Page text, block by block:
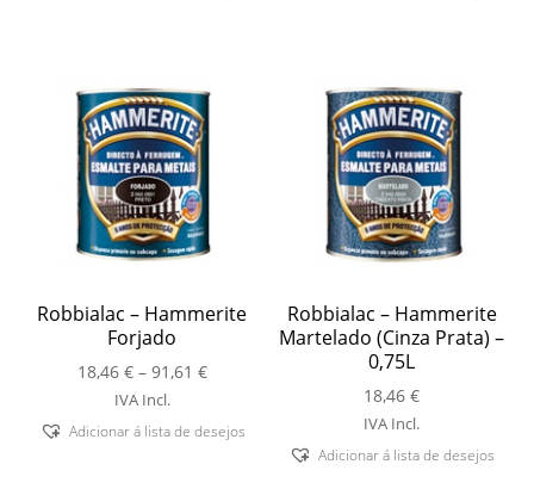
Robbialac – Hammerite
Forjado
18,46 € – 91,61 €Price
through
IVA Incl.
Adicionar á lista de desejos
Robbialac – Hammerite
Martelado (Cinza Prata) –
0,75L
18,46€
IVA Incl.
Adicionar á lista de desejos